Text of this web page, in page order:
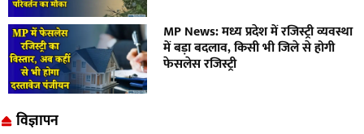
MP News: मध्य प्रदेश में रजिस्ट्री व्यवस्था
में बड़ा बदलाव, किसी भी जिले से होगी
फेसलेस रजिस्ट्री
विज्ञापन